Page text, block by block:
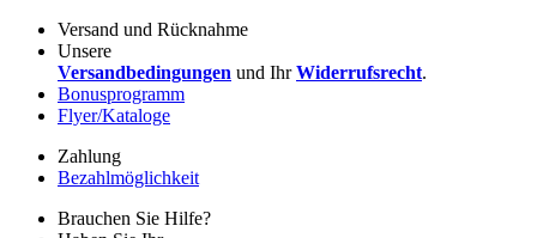
Versand und Rücknahme
Unsere
Versandbedingungen und IhrWiderrufsrecht.
Bonusprogramm
Flyer/Kataloge
Zahlung
Bezahlmöglichkeit
Brauchen Sie Hilfe?